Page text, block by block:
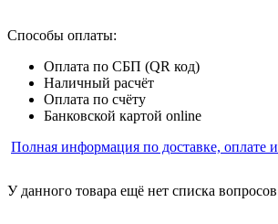
Способы оплаты:
Оплата по СБП (QR код)
Наличный расчёт
Оплата по счёту
Банковской картой online
Полная информация по доставке, оплате
У данного товара ещё нет списка